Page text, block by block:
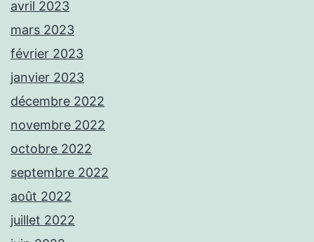
avril 2023
mars 2023
février 2023
janvier 2023
décembre 2022
novembre 2022
octobre 2022
septembre 2022
août 2022
juillet 2022